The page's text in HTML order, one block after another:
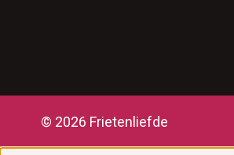
© 2026 Frietenliefde